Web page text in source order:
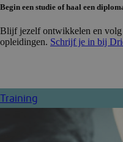
Begin een studie of haal een
Blijf jezelf ontwikkelen en volg
opleidingen. Schrijf je in bij
Training